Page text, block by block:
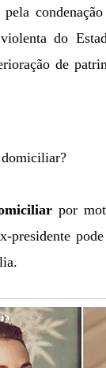
do
de
por
presidente